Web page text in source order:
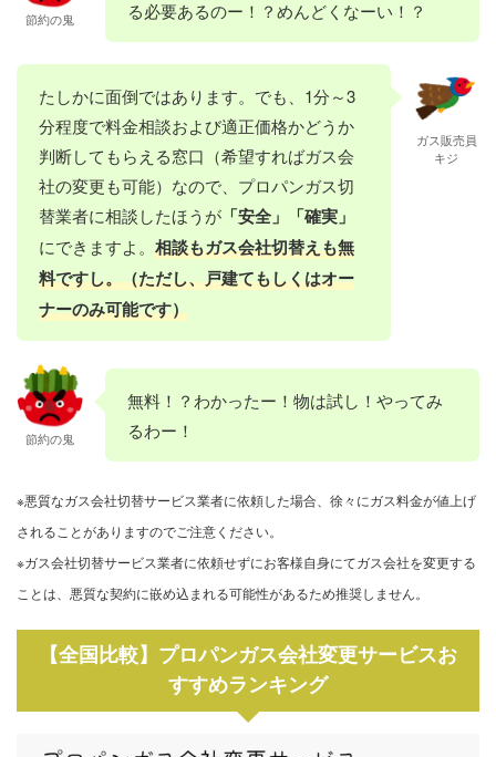
節約の鬼 る必要あるのー！？めんどくなーい！？
たしかに面倒ではあります。でも、1分～3
分程度で料金相談および適正価格かどうか
判断してもらえる窓口（希望すればガス会
社の変更も可能）なので、プロパンガス切
替業者に相談したほうが 「安全」「確実」
にできますよ。 相談もガス会社切替えも無
料ですし。（ただし、戸建てもしくはオー
ナーのみ可能です）
ガス販売員
キジ
節約の鬼
無料！？わかったー！物は試し！やってみ
るわー！
※悪質なガス会社切替サービス業者に依頼した場合、徐々にガス料金が値上げ
されることがありますのでご注意ください。
※ガス会社切替サービス業者に依頼せずにお客様自身にてガス会社を変更する
ことは、悪質な契約に嵌め込まれる可能性があるため推奨しません。
【全国比較】プロパンガス会社変更サービスお
すすめランキング